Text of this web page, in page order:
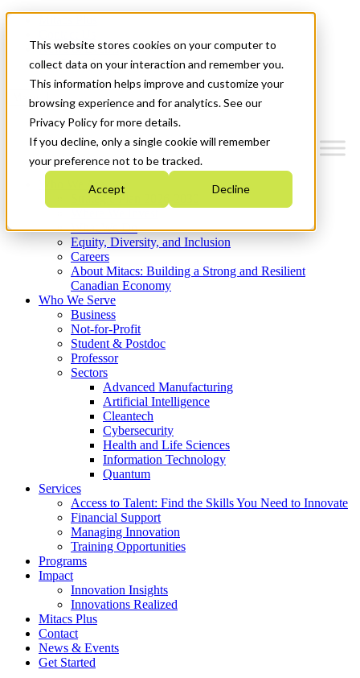
This website stores cookies on your computer to
collect data on your interaction and remember you.
This information helps improve and customize your
browsing experience and for analytics. See our
Privacy Policy for more details.
If you decline, only a single cookie will remember
your preference not to be tracked.
Accept Decline
News & Events
Get Started
Menu
Who We Are
Strategic Plan 2026-2030
What We Do
Equity, Diversity, and Inclusion
Careers
About Mitacs: Building a Strong and Resilient
Canadian Economy
Who We Serve
Business
Not-for-Profit
Student & Postdoc
Professor
Sectors
Advanced Manufacturing
Artificial Intelligence
Cleantech
Cybersecurity
Health and Life Sciences
Information Technology
Quantum
Services
Access to Talent: Find the Skills You Need to Innovate
Financial Support
Managing Innovation
Training Opportunities
Programs
Impact
Innovation Insights
Innovations Realized
Mitacs Plus
Contact
News & Events
Get Started